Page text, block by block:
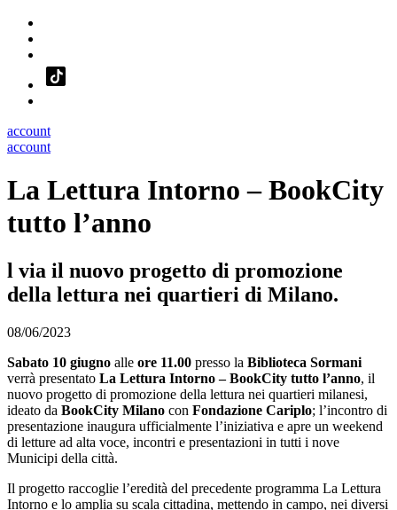
account
account
La Lettura Intorno – BookCity
tutto l’anno
l via il nuovo progetto di promozione
della lettura nei quartieri di Milano.
08/06/2023
Sabato 10 giugno alle ore 11.00 presso la Biblioteca Sormani
verrà presentato La Lettura Intorno – BookCity tutto l’anno, il
nuovo progetto di promozione della lettura nei quartieri milanesi,
ideato da BookCity Milano con Fondazione Cariplo; l’incontro di
presentazione inaugura ufficialmente l’iniziativa e apre un weekend
di letture ad alta voce, incontri e presentazioni in tutti i nove
Municipi della città.
Il progetto raccoglie l’eredità del precedente programma La Lettura
Intorno e lo amplia su scala cittadina, mettendo in campo, nei diversi